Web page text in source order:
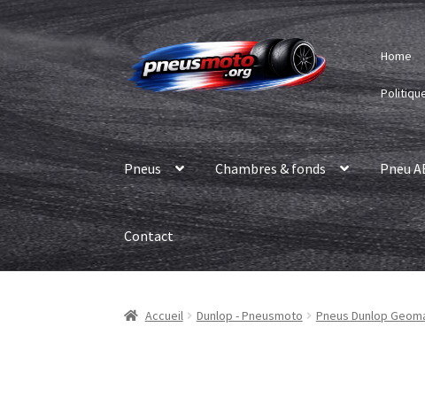
Aller
à
la
navigation
Aller
au
contenu
Home
Pneus Chambres & fonds Pneu
Contact
Accueil Dunlop - Pneusmoto Pneus Dunlop